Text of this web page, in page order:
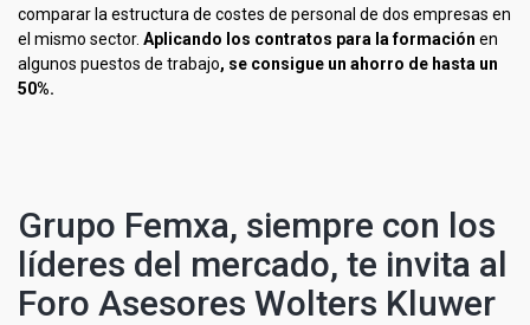
comparar la estructura de costes de personal de dos empresas en
el mismo sector. Aplicando los contratos para la formación en
algunos puestos de trabajo, se consigue un ahorro de hasta un
50%.
Grupo Femxa, siempre con los
líderes del mercado, te invita al
Foro Asesores Wolters Kluwer